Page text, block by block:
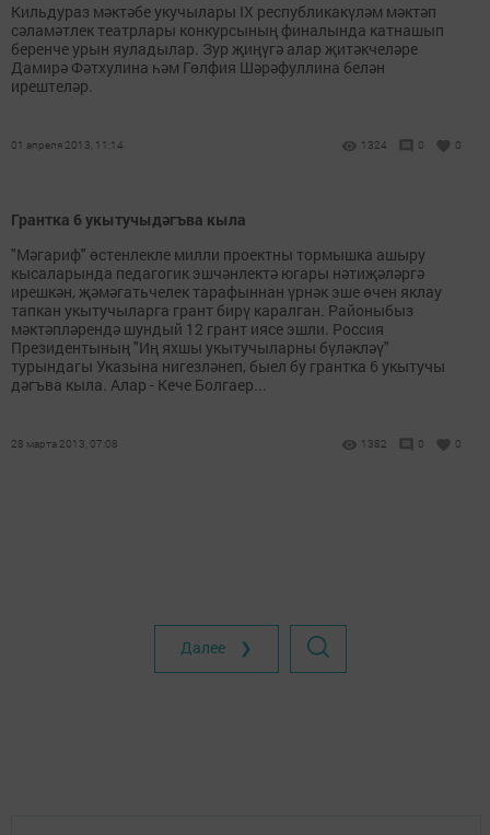
Кильдураз мәктәбе укучылары IX республикакүләм мәктәп
сәламәтлек театрлары конкурсының финалында катнашып
беренче урын яуладылар. Зур җиңүгә алар җитәкчеләре
Дамирә Фәтхулина һәм Гөлфия Шәрәфуллина белән
ирештеләр.
01 апреля 2013, 11:14 1324 0 0
Грантка 6 укытучыдәгъва кыла
"Мәгариф" өстенлекле милли проектны тормышка ашыру
кысаларында педагогик эшчәнлектә югары нәтиҗә­ләргә
ирешкән, җәмә­гать­челек тарафыннан үрнәк эше өчен яклау
тапкан укытучыларга грант бирү каралган. Районыбыз
мәктәп­лә­рен­дә шундый 12 грант иясе эшли. Россия
Президентының "Иң яхшы укытучыларны бүләкләү"
турындагы Указына нигезләнеп, быел бу грантка 6 укытучы
дәгъва кыла. Алар - Кече Болгаер...
28 марта 2013, 07:08 1382 0 0
Далее ❯